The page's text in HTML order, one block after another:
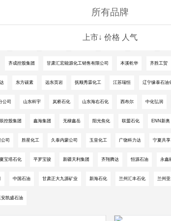
所有品牌
齐成控股集团 甘肃汇宏能源化工销售有限公司 本溪乾华 齐胜工贸
东方碳素 远东页岩 抚顺秀霖化工 江苏瑞恒 辽宁缘泰石油
公司 山东科宇 岚桥石化 山东海右石化 西布尔 中化弘润
控股集团 鑫海集团 无棣鑫岳 阳光焦化 联盟石化 ENN新奥
司 胜星化工 久泰内蒙公司 玉皇化工 广饶科力达 宁夏共享
宝塔石化 平罗宝骏 新疆天利集团 齐翔腾达 恒源石油 永鑫
中国石油 甘肃正大九源矿业 新海石化 兰州汇丰石化 兰州
安凯盛石油
上市↓ 价格 人气